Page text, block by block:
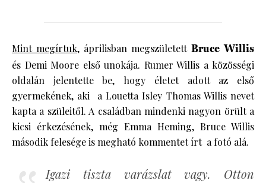
Mint megírtuk, áprilisban megszületett Bruce Willis
és Demi Moore első unokája. Rumer Willis a közösségi
oldalán jelentette be, hogy életet adott az első
gyermekének, aki a Louetta Isley Thomas Willis nevet
kapta a szüleitől. A családban mindenki nagyon örült a
kicsi érkezésének, még Emma Heming, Bruce Willis
második felesége is megható kommentet írt a fotó alá.
Igazi tiszta varázslat vagy. Otton